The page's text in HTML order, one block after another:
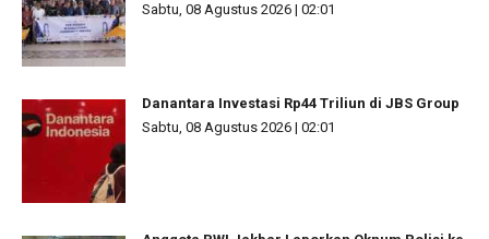
Sabtu, 08 Agustus 2026 | 02:01
Danantara Investasi Rp44 Triliun di JBS Group
Sabtu, 08 Agustus 2026 | 02:01